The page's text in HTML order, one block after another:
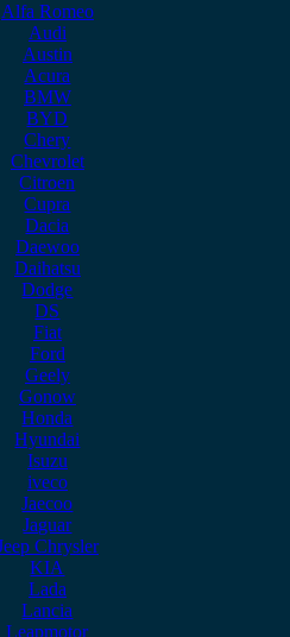
Alfa Romeo
Audi
Austin
Acura
BMW
BYD
Chery
Chevrolet
Citroen
Cupra
Dacia
Daewoo
Daihatsu
Dodge
DS
Fiat
Ford
Geely
Gonow
Honda
Hyundai
Isuzu
iveco
Jaecoo
Jaguar
Chrysler
KIA
Lada
Lancia
Leapmotor